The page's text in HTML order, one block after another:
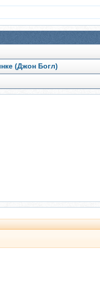
(Джон Богл)